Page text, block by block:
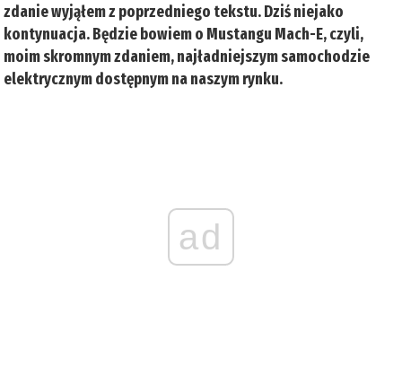
zdanie wyjąłem z poprzedniego tekstu. Dziś niejako
kontynuacja. Będzie bowiem o Mustangu Mach-E, czyli,
moim skromnym zdaniem, najładniejszym samochodzie
elektrycznym dostępnym na naszym rynku.
ad